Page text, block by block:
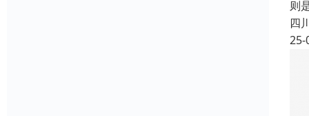
则
四
25-